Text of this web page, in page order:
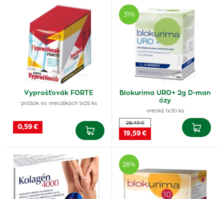
Vyprošťovák FORTE
prášok vo vrecúškach 1x25 ks
0,59 €
31%
Blokurima URO+ 2g D-man
ózy
vrecká 1x30 ks
28,49 €
19,59 €
28%